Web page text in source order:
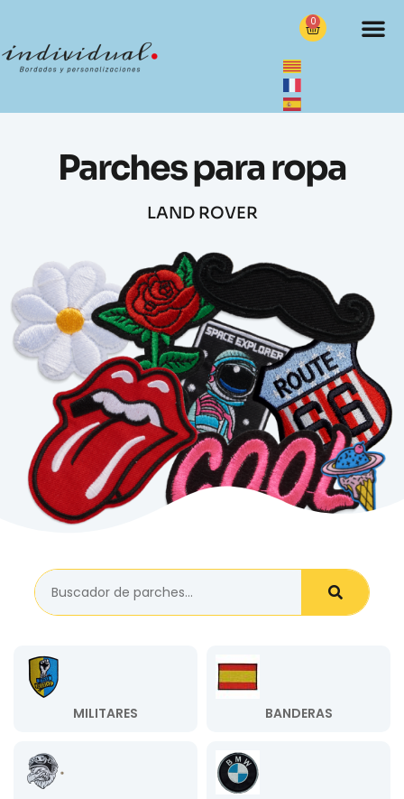
0
Parches para ropa
LAND ROVER
MILITARES BANDERAS